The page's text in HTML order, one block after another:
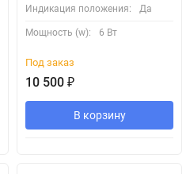
Индикация положения: Да
Мощность (w): 6 Вт
Под заказ
10 500 ₽
В корзину